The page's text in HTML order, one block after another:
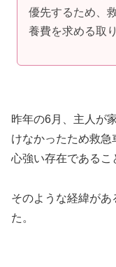
優先するため、
養費を求める取
昨年の6月、主人が
けなかったため救
心強い存在であるこ
そのような経緯があ
た。